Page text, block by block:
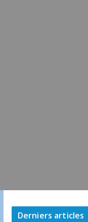
Derniers articles